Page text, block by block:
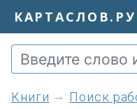
КАРТАСЛОВ.РУ
книги
Поиск